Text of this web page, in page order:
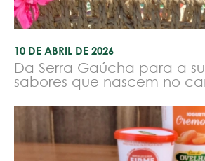
10 DE ABRIL DE 2026
Da Serra Gaúcha para a
sabores que nascem no